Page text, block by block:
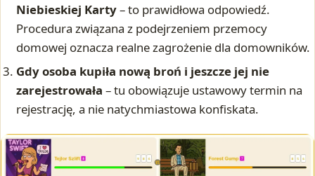
Niebieskiej Karty– to prawidłowa odpowiedź.
Procedura związana z podejrzeniem przemocy
domowej oznacza realne zagrożenie dla domowników.
Gdy osoba kupiła nową broń i jeszcze jej nie
zarejestrowała – tu obowiązuje ustawowy termin na
rejestrację, a nie natychmiastowa konfiskata.